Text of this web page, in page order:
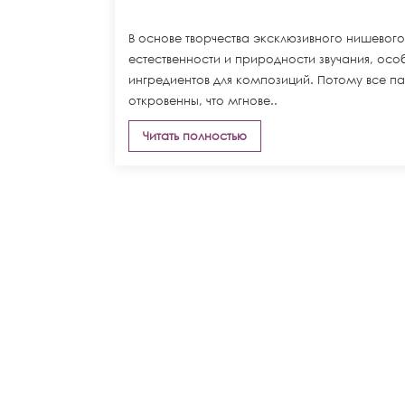
В основе творчества эксклюзивного
естественности и природности звучания,
ингредиентов для композиций. Потому все
откровенны, что мгнове..
Читать полностью